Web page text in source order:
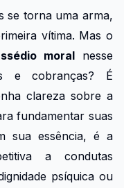
se torna uma arma,
vítima. Mas o
moralnesse
e cobranças? É
clareza sobre a
fundamentar suas
sua essência, é a
a condutas
psíquica ou